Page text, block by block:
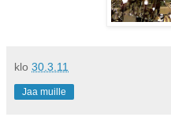
klo 30.3.11
Jaa muille